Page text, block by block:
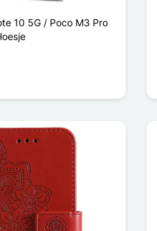
10 5G / Poco M3 Pro